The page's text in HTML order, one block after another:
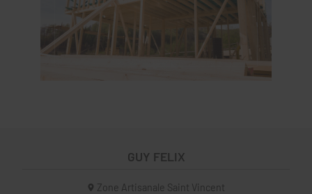
GUY FELIX
Zone Artisanale Saint Vincent